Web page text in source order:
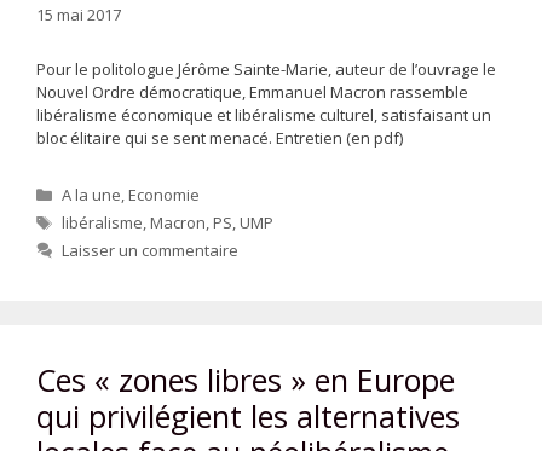
15 mai 2017
Pour le politologue Jérôme Sainte-Marie, auteur de l’ouvrage le
Nouvel Ordre démocratique, Emmanuel Macron rassemble
libéralisme économique et libéralisme culturel, satisfaisant un
bloc élitaire qui se sent menacé. Entretien (en pdf)
Catégories
A la une,Economie
Étiquettes
libéralisme,Macron,PS,UMP
Laisser un commentaire
Ces « zones libres » en Europe
qui privilégient les alternatives